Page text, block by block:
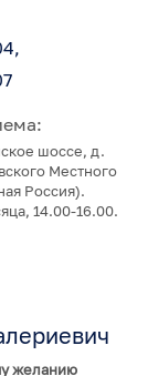
шоссе, д.
Местного
Россия).
14.00-16.00.
желанию